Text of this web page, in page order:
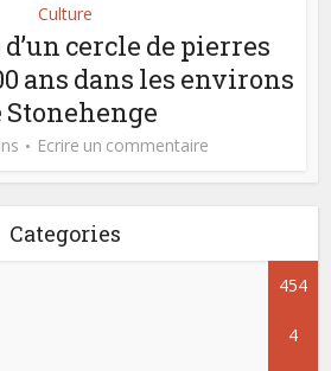
Culture
cercle de pierres
ans dans les environs
Stonehenge
Ecrire un commentaire
Categories
454
4